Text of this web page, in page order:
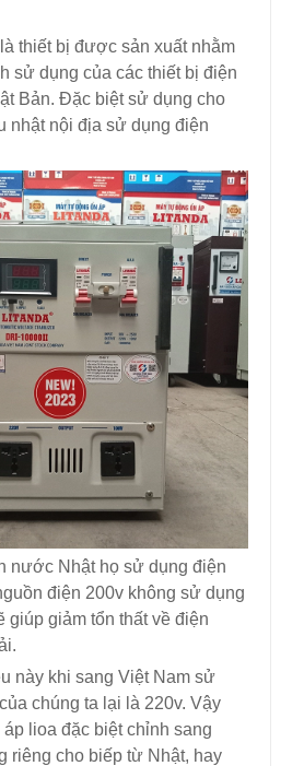
thiết bị được sản xuất nhằm
sử dụng của các thiết bị điện
Bản. Đặc biệt sử dụng cho
nhật nội địa sử dụng điện
nước Nhật họ sử dụng điện
điện 200v không sử dụng
giúp giảm tổn thất về điện
này khi sang Việt Nam sử
chúng ta lại là 220v. Vậy
lioa đặc biệt chỉnh sang
riêng cho biếp từ Nhật, hay